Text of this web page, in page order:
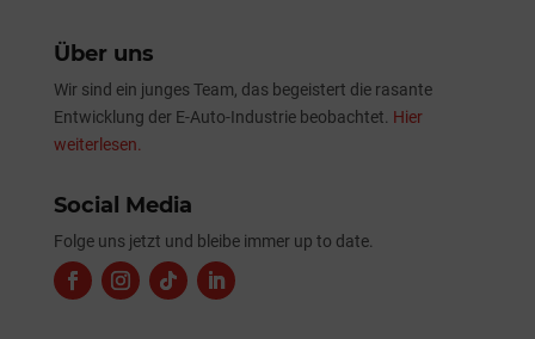
Über uns
Wir sind ein junges Team, das begeistert die rasante
Entwicklung der E-Auto-Industrie beobachtet. Hier
weiterlesen.
Social Media
Folge uns jetzt und bleibe immer up to date.